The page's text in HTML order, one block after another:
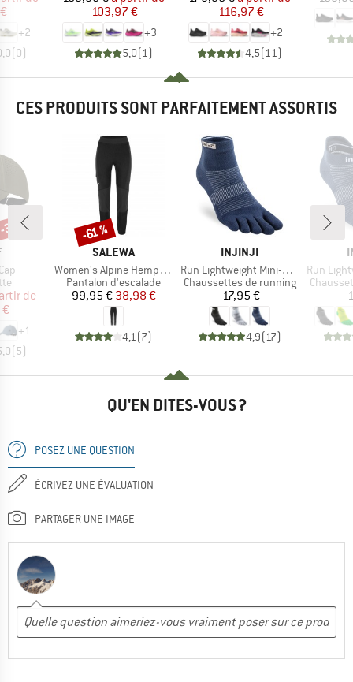
+2
(0)
103,97 €
+3
5,0( 1)
116,97 €
+2
4,5( 11)
CES PRODUITS SONT PARFAITEMENT ASSORTIS
réduit
de
+1
(5)
%
MARQUE
SALEWA
Article
Women's Alpine Hemp Tights
Product group
Pantalon d'escalade
Prix
99,95 €Prix réduit
38,98 €
4,1 (7)
Remise
-61 %
MARQUE
INJINJI
Article
Run Lightweight Mini-Crew
Product group
Chaussettes de running
Prix
17,95 €
4,9(17)
Article
Run
Product
QU'EN DITES-VOUS ?
POSEZ UNE QUESTION
ÉCRIVEZ UNE ÉVALUATION
PARTAGER UNE IMAGE